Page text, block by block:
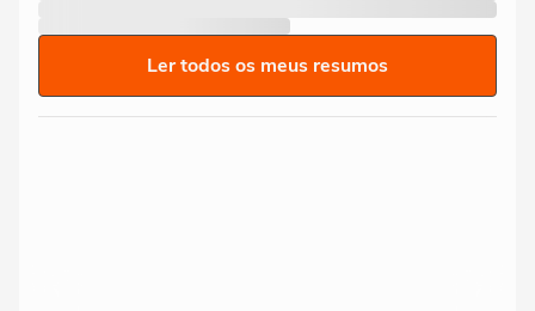
Ler todos os meus resumos